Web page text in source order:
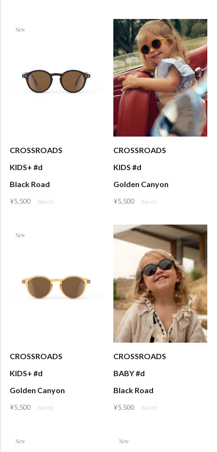
CROSSROADS
KIDS+ #d
Black Road
¥5,500
CROSSROADS
KIDS #d
Golden Canyon
¥5,500
CROSSROADS
KIDS+ #d
Golden Canyon
¥5,500
CROSSROADS
BABY #d
Black Road
¥5,500